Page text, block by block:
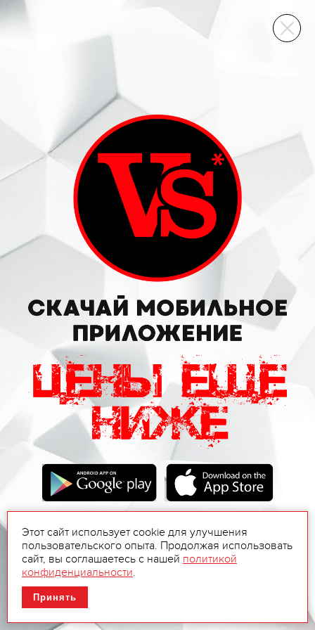
ВИННЫЙ СКЛАД
Этот сайт использует cookie для улучшения
пользовательского опыта. Продолжая использовать
сайт, вы соглашаетесь с нашей политикой
конфиденциальности.
Принять